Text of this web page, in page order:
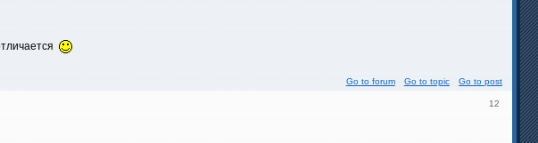
Go to forum Go to topic Go to post
12